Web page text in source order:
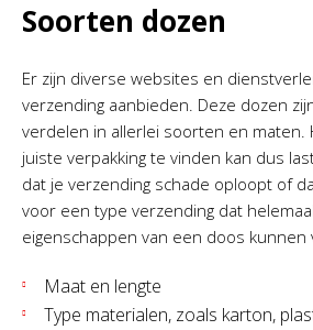
Soorten dozen
Er zijn diverse websites en
verzending aanbieden. Deze dozen
verdelen in allerlei soorten en maten.
juiste verpakking te vinden kan dus
dat je verzending schade oploopt of
voor een type verzending dat
eigenschappen van een doos kunnen
Maat en lengte
Type materialen, zoals karton,